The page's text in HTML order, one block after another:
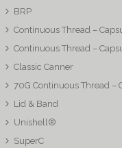
BRP
Continuous Thread –
Continuous Thread –
Classic Canner
70G Continuous Thread –
Lid & Band
Unishell®
SuperC